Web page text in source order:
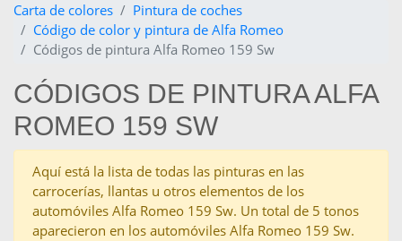
Carta de colores
Pintura de coches
Código de color y pintura de Alfa Romeo
Códigos de pintura Alfa Romeo 159 Sw
CÓDIGOS DE PINTURA ALFA
ROMEO 159 SW
Aquí está la lista de todas las pinturas en las
carrocerías, llantas u otros elementos de los
automóviles Alfa Romeo 159 Sw. Un total de 5 tonos
aparecieron en los automóviles Alfa Romeo 159 Sw.